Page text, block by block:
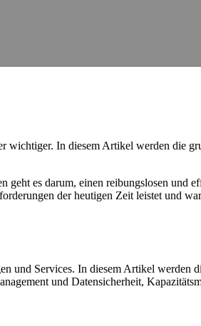
wichtiger. In diesem Artikel werden die
geht es darum, einen reibungslosen und
der heutigen Zeit leistet und
und Services. In diesem Artikel werden
und Datensicherheit,